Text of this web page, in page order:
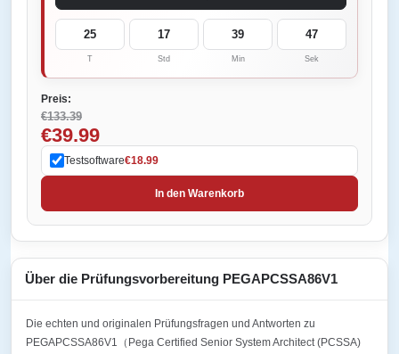
25
T
17
Std
39
Min
47
Sek
Preis:
€133.39
€39.99
Testsoftware€18.99
In den Warenkorb
Über die Prüfungsvorbereitung PEGAPCSSA86V1
Die echten und originalen Prüfungsfragen und Antworten zu
PEGAPCSSA86V1（Pega Certified Senior System Architect (PCSSA)